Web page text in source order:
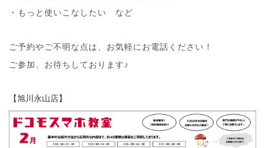
・もっと使いこなしたい など
ご予約やご不明な点は、お気軽にお電話ください！
ご参加、お待ちしております♪
【旭川永山店】